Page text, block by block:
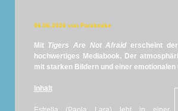
06.06.2026 von Panikmike
Mit Tigers Are Not Afraid erscheint
hochwertiges Mediabook. Der
mit starken Bildern und einer
Inhalt